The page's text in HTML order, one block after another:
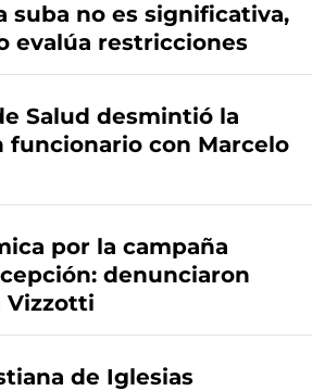
suba no es significativa,
evalúa restricciones
Salud desmintió la
funcionario con Marcelo
por la campaña
denunciaron
Vizzotti
de Iglesias